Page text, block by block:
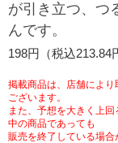
プリペイドカード・
ニンテンドー・ダ
プリント
スキャン
ファクス
切手・はがき・印紙
セブン銀行ATM
ご利用可能なお支払
セブンチケット
イープラス
セブン‐イレブンで
セブンネットショ
会社概要
貸借対照表・損益
沿革
サステナビリティ活
サステナビリティ
GREEN
加盟店オー
アルバイト
店舗検索
お問い合わせ
が引き立つ、つ
んです。
198円（税込213.84
掲載商品は、店舗によ
ございます。
また、予想を大きく上
中の商品であっても
販売を終了している場